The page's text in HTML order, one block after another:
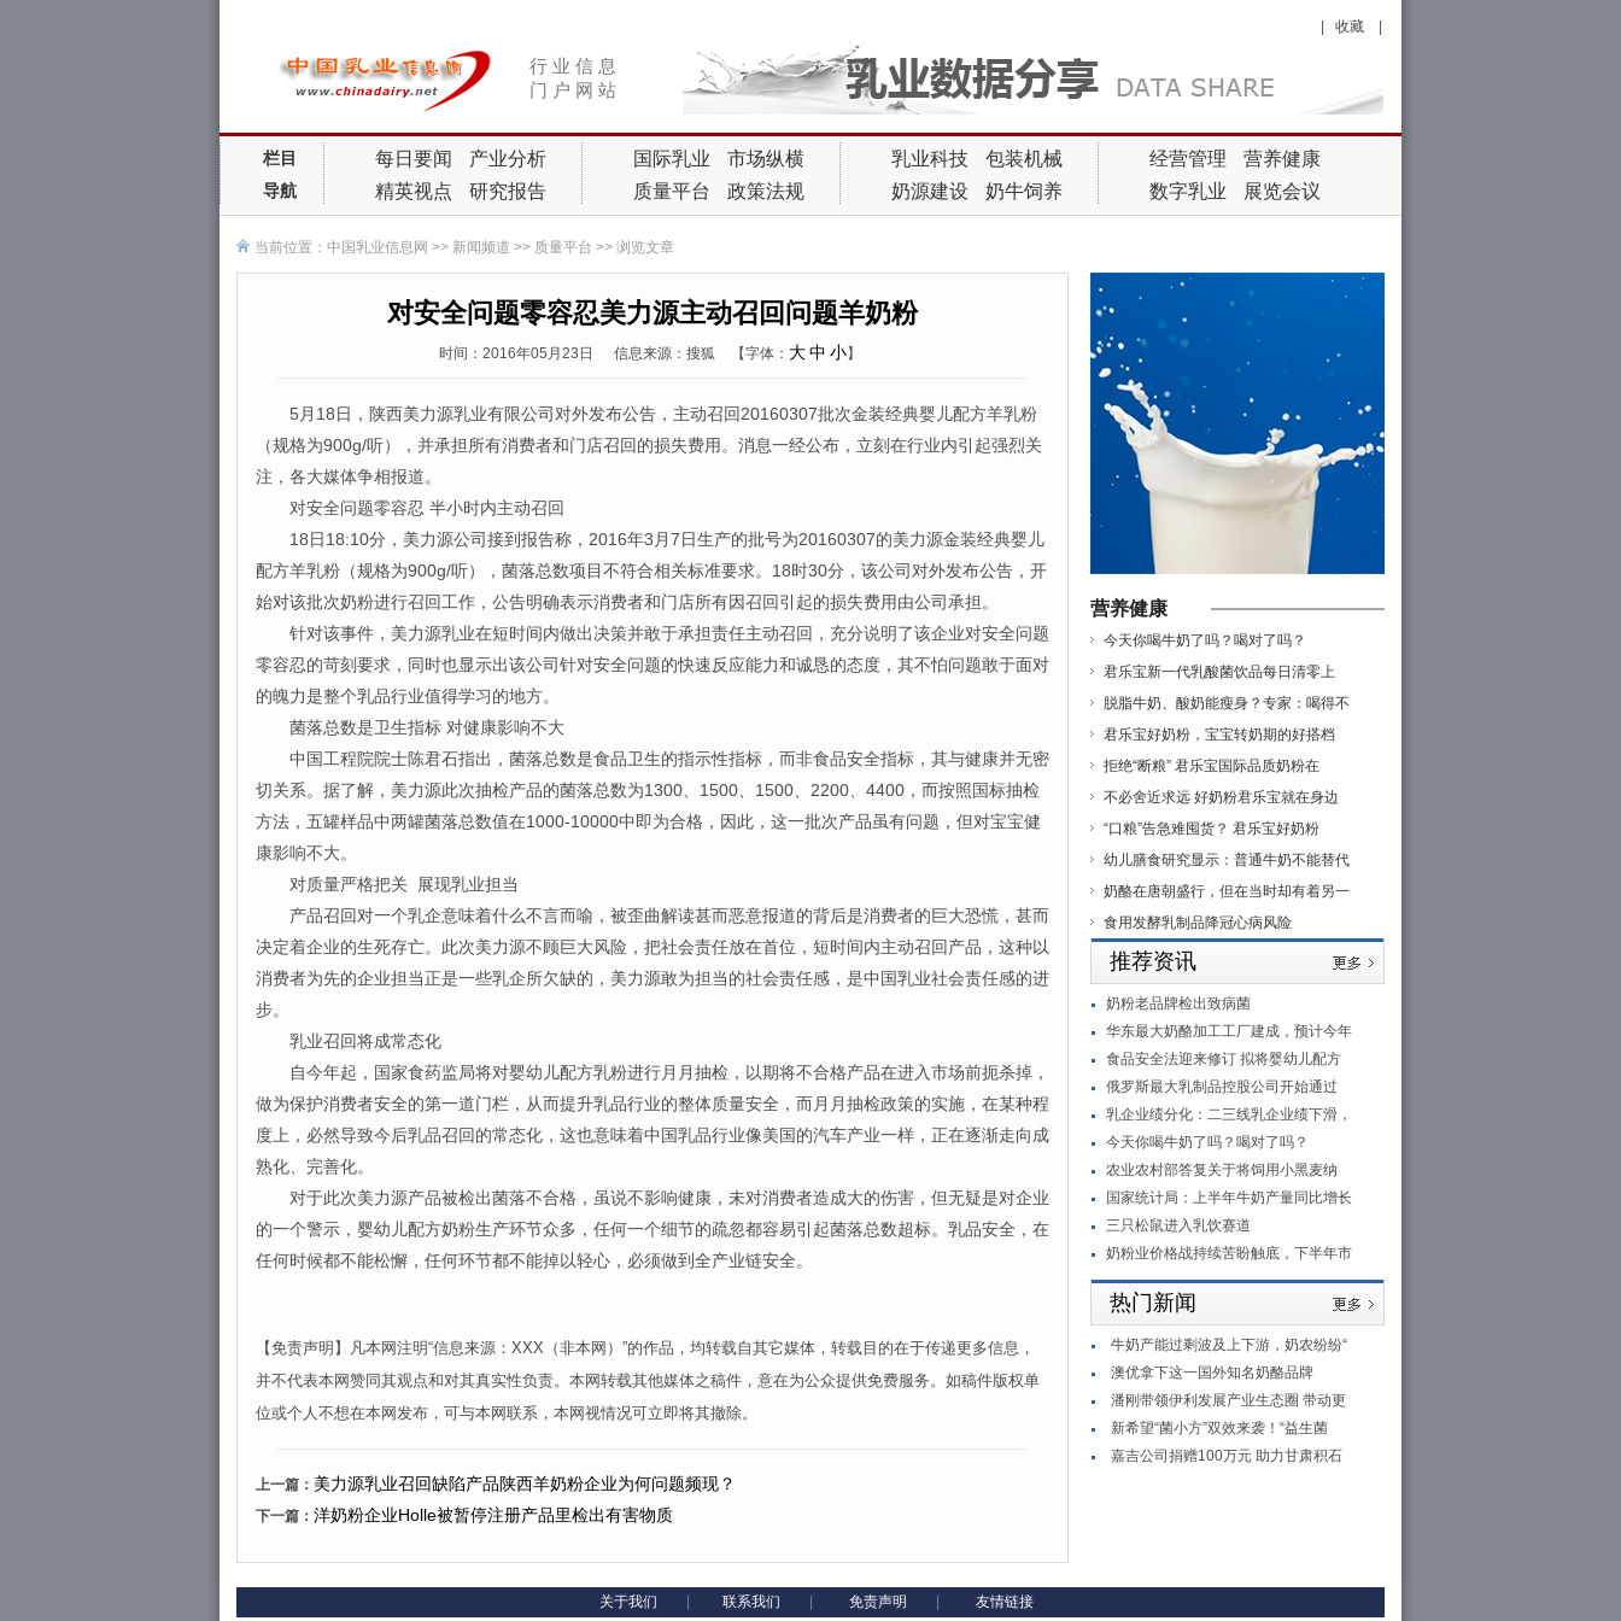
行 业 信 息
门 户 网 站
收藏
栏目
导航
每日要闻
产业分析
精英视点
研究报告
国际乳业
市场纵横
质量平台
政策法规
乳业科技
包装机械
奶源建设
奶牛饲养
经营管理
营养健康
数字乳业
展览会议
当前位置： 中国乳业信息网 >> 新闻频道 >> 质量平台 >> 浏览文章
对安全问题零容忍美力源主动召回问题羊奶粉
时间：2016年05月23日 信息来源：搜狐 【字体： 大 中 小】
5月18日，陕西美力源乳业有限公司对外发布公告，主动召回20160307批次金装经典婴儿配方羊乳粉
（规格为900g/听），并承担所有消费者和门店召回的损失费用。消息一经公布，立刻在行业内引起强烈关
注，各大媒体争相报道。
对安全问题零容忍 半小时内主动召回
18日18:10分，美力源公司接到报告称，2016年3月7日生产的批号为20160307的美力源金装经典婴儿
配方羊乳粉（规格为900g/听），菌落总数项目不符合相关标准要求。18时30分，该公司对外发布公告，开
始对该批次奶粉进行召回工作，公告明确表示消费者和门店所有因召回引起的损失费用由公司承担。
针对该事件，美力源乳业在短时间内做出决策并敢于承担责任主动召回，充分说明了该企业对安全问题
零容忍的苛刻要求，同时也显示出该公司针对安全问题的快速反应能力和诚恳的态度，其不怕问题敢于面对
的魄力是整个乳品行业值得学习的地方。
菌落总数是卫生指标 对健康影响不大
中国工程院院士陈君石指出，菌落总数是食品卫生的指示性指标，而非食品安全指标，其与健康并无密
切关系。据了解，美力源此次抽检产品的菌落总数为1300、1500、1500、2200、4400，而按照国标抽检
方法，五罐样品中两罐菌落总数值在1000-10000中即为合格，因此，这一批次产品虽有问题，但对宝宝健
康影响不大。
对质量严格把关 展现乳业担当
产品召回对一个乳企意味着什么不言而喻，被歪曲解读甚而恶意报道的背后是消费者的巨大恐慌，甚而
决定着企业的生死存亡。此次美力源不顾巨大风险，把社会责任放在首位，短时间内主动召回产品，这种以
消费者为先的企业担当正是一些乳企所欠缺的，美力源敢为担当的社会责任感，是中国乳业社会责任感的进
步。
乳业召回将成常态化
自今年起，国家食药监局将对婴幼儿配方乳粉进行月月抽检，以期将不合格产品在进入市场前扼杀掉，
做为保护消费者安全的第一道门栏，从而提升乳品行业的整体质量安全，而月月抽检政策的实施，在某种程
度上，必然导致今后乳品召回的常态化，这也意味着中国乳品行业像美国的汽车产业一样，正在逐渐走向成
熟化、完善化。
对于此次美力源产品被检出菌落不合格，虽说不影响健康，未对消费者造成大的伤害，但无疑是对企业
的一个警示，婴幼儿配方奶粉生产环节众多，任何一个细节的疏忽都容易引起菌落总数超标。乳品安全，在
任何时候都不能松懈，任何环节都不能掉以轻心，必须做到全产业链安全。
【免责声明】凡本网注明“信息来源：XXX（非本网）”的作品，均转载自其它媒体，转载目的在于传递更多信息，
并不代表本网赞同其观点和对其真实性负责。本网转载其他媒体之稿件，意在为公众提供免费服务。如稿件版权单
位或个人不想在本网发布，可与本网联系，本网视情况可立即将其撤除。
上一篇： 美力源乳业召回缺陷产品陕西羊奶粉企业为何问题频现？
下一篇： 洋奶粉企业Holle被暂停注册产品里检出有害物质
营养健康
今天你喝牛奶了吗？喝对了吗？
君乐宝新一代乳酸菌饮品每日清零上
脱脂牛奶、酸奶能瘦身？专家：喝得不
君乐宝好奶粉，宝宝转奶期的好搭档
拒绝“断粮” 君乐宝国际品质奶粉在
不必舍近求远 好奶粉君乐宝就在身边
“口粮”告急难囤货？ 君乐宝好奶粉
幼儿膳食研究显示：普通牛奶不能替代
奶酪在唐朝盛行，但在当时却有着另一
食用发酵乳制品降冠心病风险
推荐资讯
奶粉老品牌检出致病菌
华东最大奶酪加工工厂建成，预计今年
食品安全法迎来修订 拟将婴幼儿配方
俄罗斯最大乳制品控股公司开始通过
乳企业绩分化：二三线乳企业绩下滑，
今天你喝牛奶了吗？喝对了吗？
农业农村部答复关于将饲用小黑麦纳
国家统计局：上半年牛奶产量同比增长
三只松鼠进入乳饮赛道
奶粉业价格战持续苦盼触底，下半年市
热门新闻
牛奶产能过剩波及上下游，奶农纷纷“
澳优拿下这一国外知名奶酪品牌
潘刚带领伊利发展产业生态圈 带动更
新希望“菌小方”双效来袭！“益生菌
嘉吉公司捐赠100万元 助力甘肃积石
关于我们 联系我们 免责声明 友情链接